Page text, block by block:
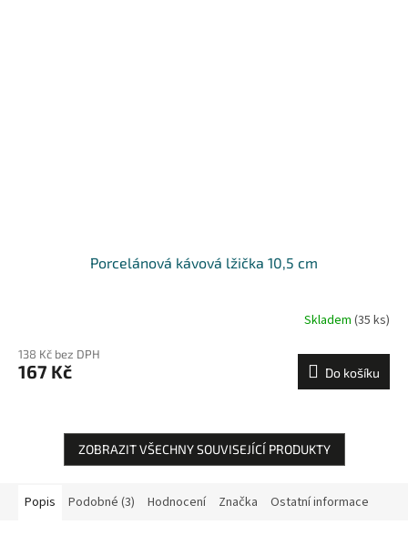
Porcelánová kávová lžička 10,5 cm
Skladem (35 ks)
138 Kč bez DPH
167 Kč Do košíku
ZOBRAZIT VŠECHNY SOUVISEJÍCÍ PRODUKTY
Popis Podobné (3) Hodnocení Značka Ostatní informace